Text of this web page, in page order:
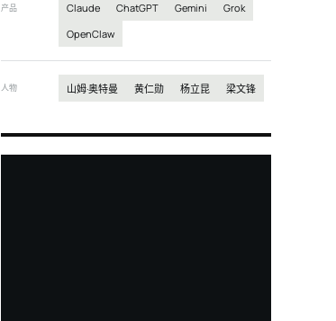
产品 Claude ChatGPT Gemini
Grok
OpenClaw
人物 山姆·奥特曼 黄仁勋 杨立昆 梁文锋